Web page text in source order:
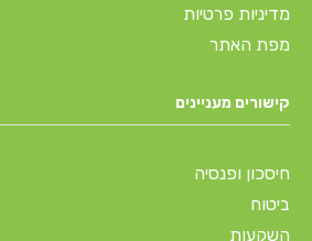
מדיניות פרטיות
מפת האתר
קישורים מעניינים
חיסכון ופנסיה
ביטוח
השקעות